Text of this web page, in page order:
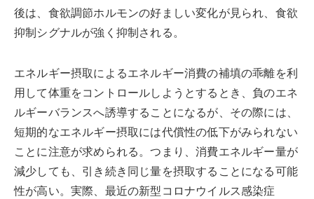
後は、食欲調節ホルモンの好ましい変化が見られ、食欲
抑制シグナルが強く抑制される。
エネルギー摂取によるエネルギー消費の補填の乖離を利
用して体重をコントロールしようとするとき、負のエネ
ルギーバランスへ誘導することになるが、その際には、
短期的なエネルギー摂取には代償性の低下がみられない
ことに注意が求められる。つまり、消費エネルギー量が
減少しても、引き続き同じ量を摂取することになる可能
性が高い。実際、最近の新型コロナウイルス感染症